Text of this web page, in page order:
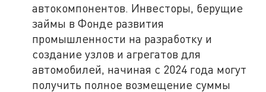
автокомпонентов. Инвесторы, берущие
займы в Фонде развития
промышленности на разработку и
создание узлов и агрегатов для
автомобилей, начиная с 2024 года могут
получить полное возмещение суммы